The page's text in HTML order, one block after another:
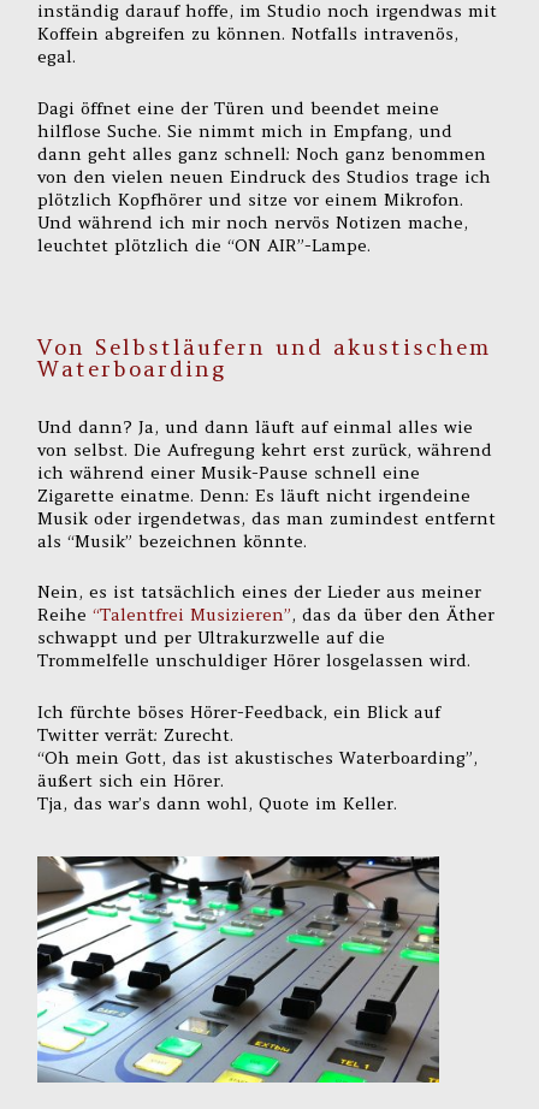
inständig darauf hoffe, im Studio noch irgendwas mit
Koffein abgreifen zu können. Notfalls intravenös,
egal.
Dagi öffnet eine der Türen und beendet meine
hilflose Suche. Sie nimmt mich in Empfang, und
dann geht alles ganz schnell: Noch ganz benommen
von den vielen neuen Eindruck des Studios trage ich
plötzlich Kopfhörer und sitze vor einem Mikrofon.
Und während ich mir noch nervös Notizen mache,
leuchtet plötzlich die “ON AIR”-Lampe.
Von Selbstläufern und akustischem
Waterboarding
Und dann? Ja, und dann läuft auf einmal alles wie
von selbst. Die Aufregung kehrt erst zurück, während
ich während einer Musik-Pause schnell eine
Zigarette einatme. Denn: Es läuft nicht irgendeine
Musik oder irgendetwas, das man zumindest entfernt
als “Musik” bezeichnen könnte.
Nein, es ist tatsächlich eines der Lieder aus meiner
Reihe“Talentfrei Musizieren”, das da über den Äther
schwappt und per Ultrakurzwelle auf die
Trommelfelle unschuldiger Hörer losgelassen wird.
Ich fürchte böses Hörer-Feedback, ein Blick auf
Twitter verrät: Zurecht.
“Oh mein Gott, das ist akustisches Waterboarding”,
äußert sich ein Hörer.
Tja, das war’s dann wohl, Quote im Keller.